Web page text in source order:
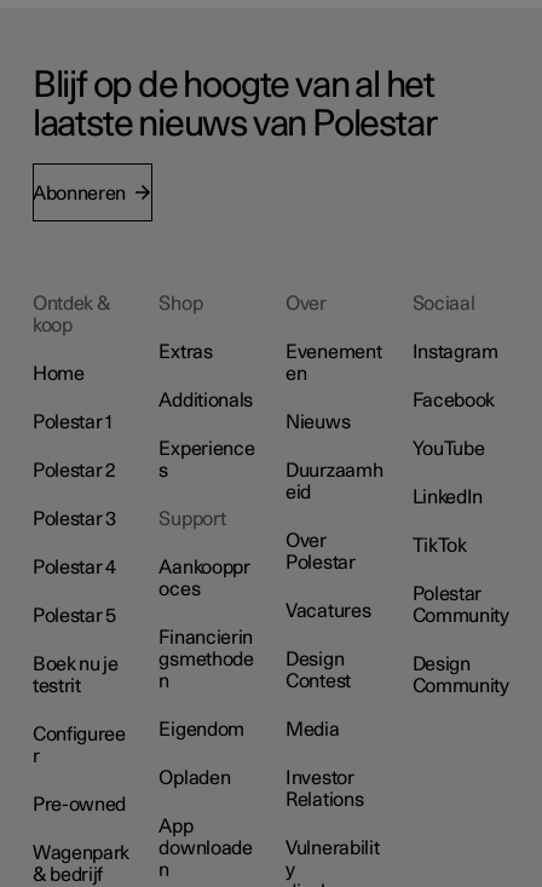
Blijf op de hoogte van al het
laatste nieuws van Polestar
Abonneren
Ontdek &
koop
Home
Polestar 1
Polestar 2
Polestar 3
Polestar 4
Polestar 5
Boek nu je
testrit
Configuree
r
Pre-owned
Wagenpark
& bedrijf
Shop
Extras
Additionals
Experience
s
Support
Aankooppr
oces
Financierin
gsmethode
n
Eigendom
Opladen
App
downloade
n
Over
Evenement
en
Nieuws
Duurzaamh
eid
Over
Polestar
Vacatures
Design
Contest
Media
Investor
Relations
Vulnerabilit
y
Sociaal
Instagram
Facebook
YouTube
LinkedIn
TikTok
Polestar
Community
Design
Community